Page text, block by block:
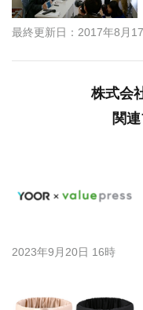
最終更新日：2017年8月
株式会
関
2023年9月20日 16時